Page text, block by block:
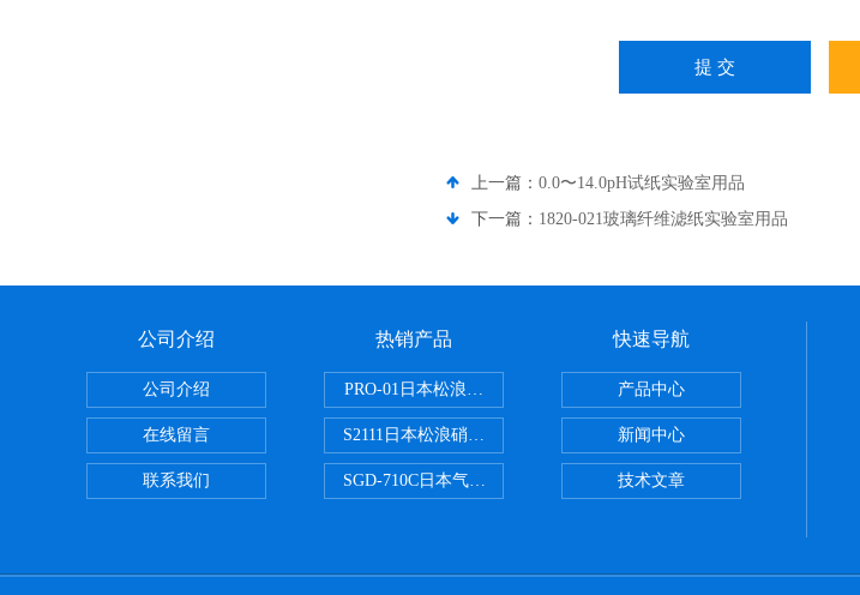
上一篇： 0.0〜14.0pH试纸实验室用品
下一篇： 1820-021玻璃纤维滤纸实验室用品
公司介绍
公司介绍
在线留言
联系我们
热销产品
PRO-01日本松浪硝子玻璃制品载玻片
S2111日本松浪硝子载玻片
SGD-710C日本气体分割器
快速导航
产品中心
新闻中心
技术文章